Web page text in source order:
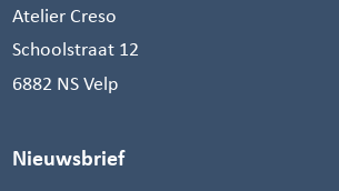
Atelier Creso
Schoolstraat 12
6882 NS Velp
Nieuwsbrief